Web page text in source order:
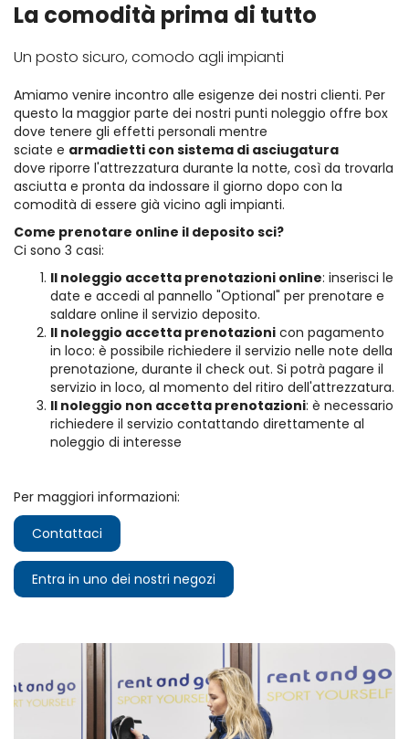
La comodità prima di tutto
Un posto sicuro, comodo agli impianti
Amiamo venire incontro alle esigenze dei nostri clienti. Per
questo la maggior parte dei nostri punti noleggio offre box
dove tenere gli effetti personali mentre
sciate e armadietti con sistema di asciugatura
dove riporre l'attrezzatura durante la notte, così da trovarla
asciutta e pronta da indossare il giorno dopo con la
comodità di essere già vicino agli impianti.
Come prenotare online il deposito sci?
Ci sono 3 casi:
Il noleggio accetta prenotazioni online: inserisci le
date e accedi al pannello "Optional" per prenotare e
saldare online il servizio deposito.
Il noleggio accetta prenotazioni con pagamento
in loco: è possibile richiedere il servizio nelle note della
prenotazione, durante il check out. Si potrà pagare il
servizio in loco, al momento del ritiro dell'attrezzatura.
Il noleggio non accetta prenotazioni: è necessario
richiedere il servizio contattando direttamente al
noleggio di interesse
Per maggiori informazioni:
Contattaci
Entra in uno dei nostri negozi